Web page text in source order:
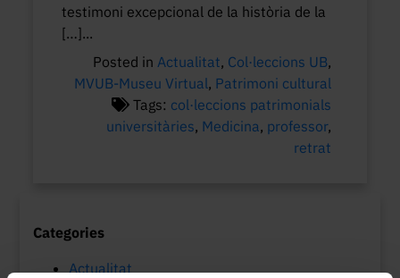
testimoni excepcional de la història de la
[…]...
Posted in Actualitat, Col·leccions UB,
MVUB-Museu Virtual, Patrimoni cultural
Tags: col·leccions patrimonials
universitàries, Medicina, professor,
retrat
Categories
Actualitat